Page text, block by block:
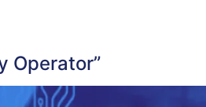
Operator”